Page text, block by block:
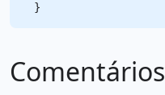
Comentários